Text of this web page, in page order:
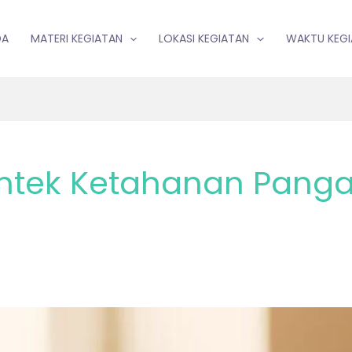
MATERI KEGIATAN LOKASI KEGIATAN WAKTU
Ketahanan